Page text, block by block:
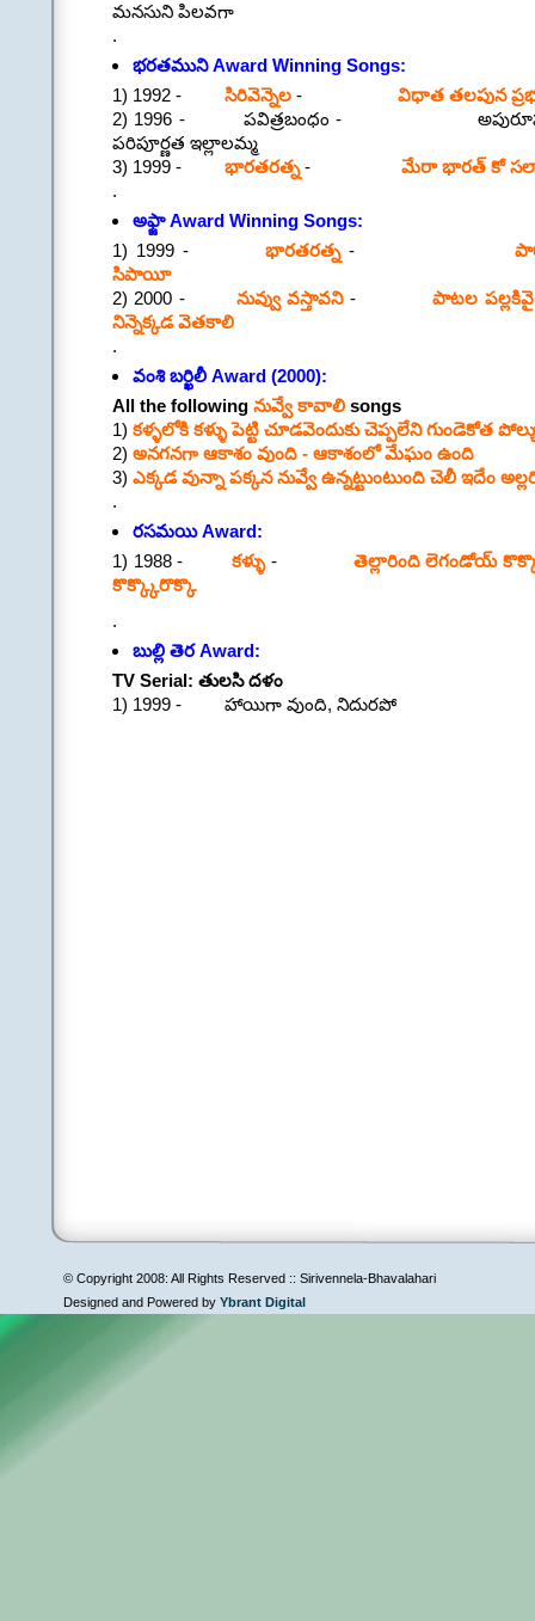
మనసుని పిలవగా
.
భరతముని Award Winning Songs:
1) 1992 - సిరివెన్నెల - విధాత తలపున
2) 1996 - పవిత్రబంధం -
పరిపూర్ణత ఇల్లాలమ్మ
3) 1999 - భారతరత్న- మేరా భారత్ కో
.
అఫ్జా Award Winning Songs:
1) 1999 - భారతరత్న-
సిపాయీ
2) 2000 - నువ్వు వస్తావని-పాటల
నిన్నెక్కడ వెతకాలి
.
వంశి బర్ఖిలీ Award (2000):
All the following నువ్వే కావాలి songs
1) కళ్ళలోకి కళ్ళు పెట్టి చూడవెందుకు చెప్పలేని గుండెకోత
2) అనగనగా ఆకాశం వుంది - ఆకాశంలో మేఘం ఉంది
3) ఎక్కడ వున్నా పక్కన నువ్వే ఉన్నట్టుంటుంది చెలీ ఇదేం
.
రసమయి Award:
1) 1988 -కళ్ళు - తెల్లారింది లెగండోయ్
కొక్క్కొరొక్కొ
.
బుల్లి తెర Award:
TV Serial: తులసి దళం
1) 1999 - హాయిగా వుంది, నిదురపో
© Copyright 2008: All Rights Reserved :: Sirivennela-Bhavalahari
Designed and Powered by Ybrant Digital